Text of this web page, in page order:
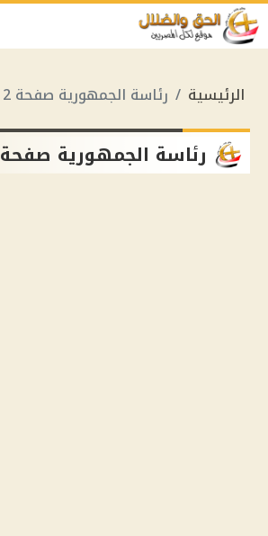
الرئيسية رئاسة الجمهورية صفحة 2
رئاسة الجمهورية صفحة 2